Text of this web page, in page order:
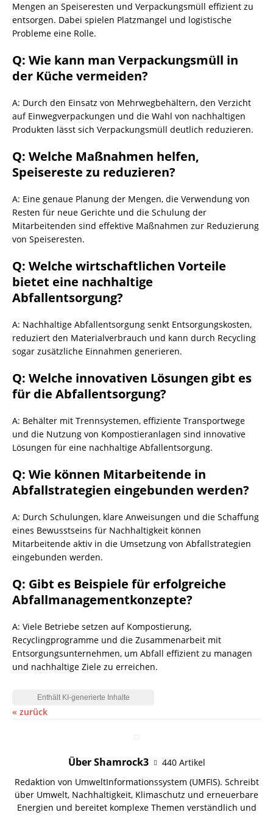
Mengen an Speiseresten und Verpackungsmüll effizient zu
entsorgen. Dabei spielen Platzmangel und logistische
Probleme eine Rolle.
Q: Wie kann man Verpackungsmüll in
der Küche vermeiden?
A: Durch den Einsatz von Mehrwegbehältern, den Verzicht
auf Einwegverpackungen und die Wahl von nachhaltigen
Produkten lässt sich Verpackungsmüll deutlich reduzieren.
Q: Welche Maßnahmen helfen,
Speisereste zu reduzieren?
A: Eine genaue Planung der Mengen, die Verwendung von
Resten für neue Gerichte und die Schulung der
Mitarbeitenden sind effektive Maßnahmen zur Reduzierung
von Speiseresten.
Q: Welche wirtschaftlichen Vorteile
bietet eine nachhaltige
Abfallentsorgung?
A: Nachhaltige Abfallentsorgung senkt Entsorgungskosten,
reduziert den Materialverbrauch und kann durch Recycling
sogar zusätzliche Einnahmen generieren.
Q: Welche innovativen Lösungen gibt es
für die Abfallentsorgung?
A: Behälter mit Trennsystemen, effiziente Transportwege
und die Nutzung von Kompostieranlagen sind innovative
Lösungen für eine nachhaltige Abfallentsorgung.
Q: Wie können Mitarbeitende in
Abfallstrategien eingebunden werden?
A: Durch Schulungen, klare Anweisungen und die Schaffung
eines Bewusstseins für Nachhaltigkeit können
Mitarbeitende aktiv in die Umsetzung von Abfallstrategien
eingebunden werden.
Q: Gibt es Beispiele für erfolgreiche
Abfallmanagementkonzepte?
A: Viele Betriebe setzen auf Kompostierung,
Recyclingprogramme und die Zusammenarbeit mit
Entsorgungsunternehmen, um Abfall effizient zu managen
und nachhaltige Ziele zu erreichen.
« zurück
Über Shamrock3
440 Artikel
Redaktion von UmweltInformationssystem (UMFIS). Schreibt
über Umwelt, Nachhaltigkeit, Klimaschutz und erneuerbare
Energien und bereitet komplexe Themen verständlich und